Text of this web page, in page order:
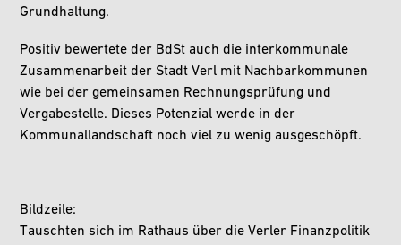
Grundhaltung.
Positiv bewertete der BdSt auch die interkommunale
Zusammenarbeit der Stadt Verl mit Nachbarkommunen
wie bei der gemeinsamen Rechnungsprüfung und
Vergabestelle. Dieses Potenzial werde in der
Kommunallandschaft noch viel zu wenig ausgeschöpft.
Bildzeile:
Tauschten sich im Rathaus über die Verler Finanzpolitik